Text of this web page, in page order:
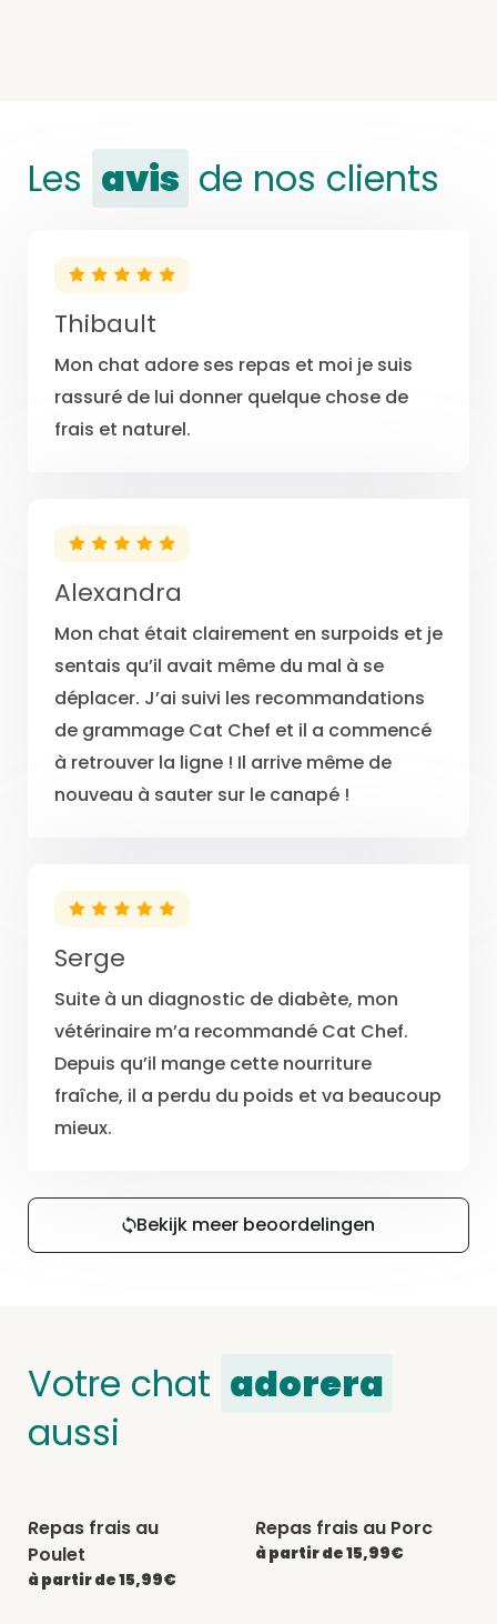
Les avis de nos clients
Thibault
Mon chat adore ses repas et moi je suis
rassuré de lui donner quelque chose de
frais et naturel.
Alexandra
Mon chat était clairement en surpoids et je
sentais qu’il avait même du mal à se
déplacer. J’ai suivi les recommandations
de grammage Cat Chef et il a commencé
à retrouver la ligne ! Il arrive même de
nouveau à sauter sur le canapé !
Serge
Suite à un diagnostic de diabète, mon
vétérinaire m’a recommandé Cat Chef.
Depuis qu’il mange cette nourriture
fraîche, il a perdu du poids et va beaucoup
mieux.
Bekijk meer beoordelingen
Votre chat adorera
aussi
-20% avec CATCHEF20
Repas frais au
Poulet
à partir de 15,99€
-20% avec CATCHEF20
Repas frais au Porc
à partir de 15,99€